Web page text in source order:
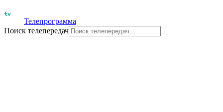
Телепрограмма
Поиск телепередач